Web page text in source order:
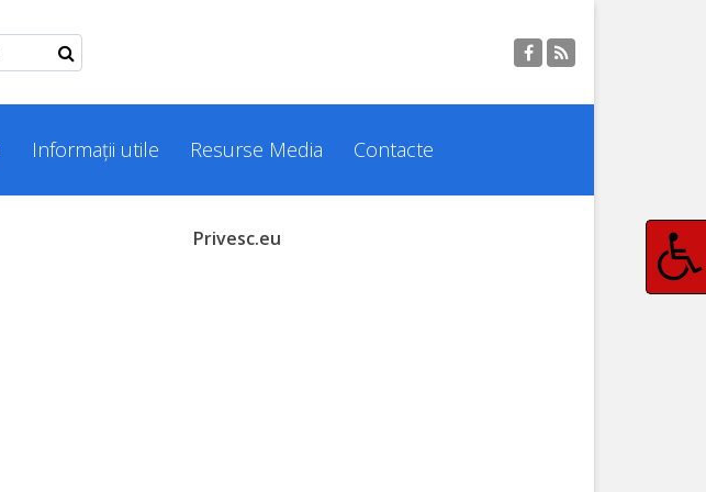
Informații utile Resurse Media Contacte
Privesc.eu